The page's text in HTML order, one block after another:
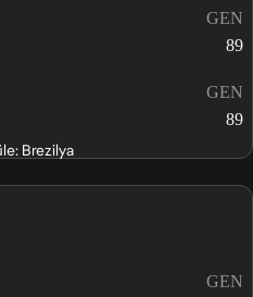
GEN
89
GEN
89
Brezilya
GEN